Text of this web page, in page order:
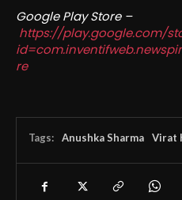
Google Play Store –
https://play.google.com/
re
Tags: Anushka Sharma Virat